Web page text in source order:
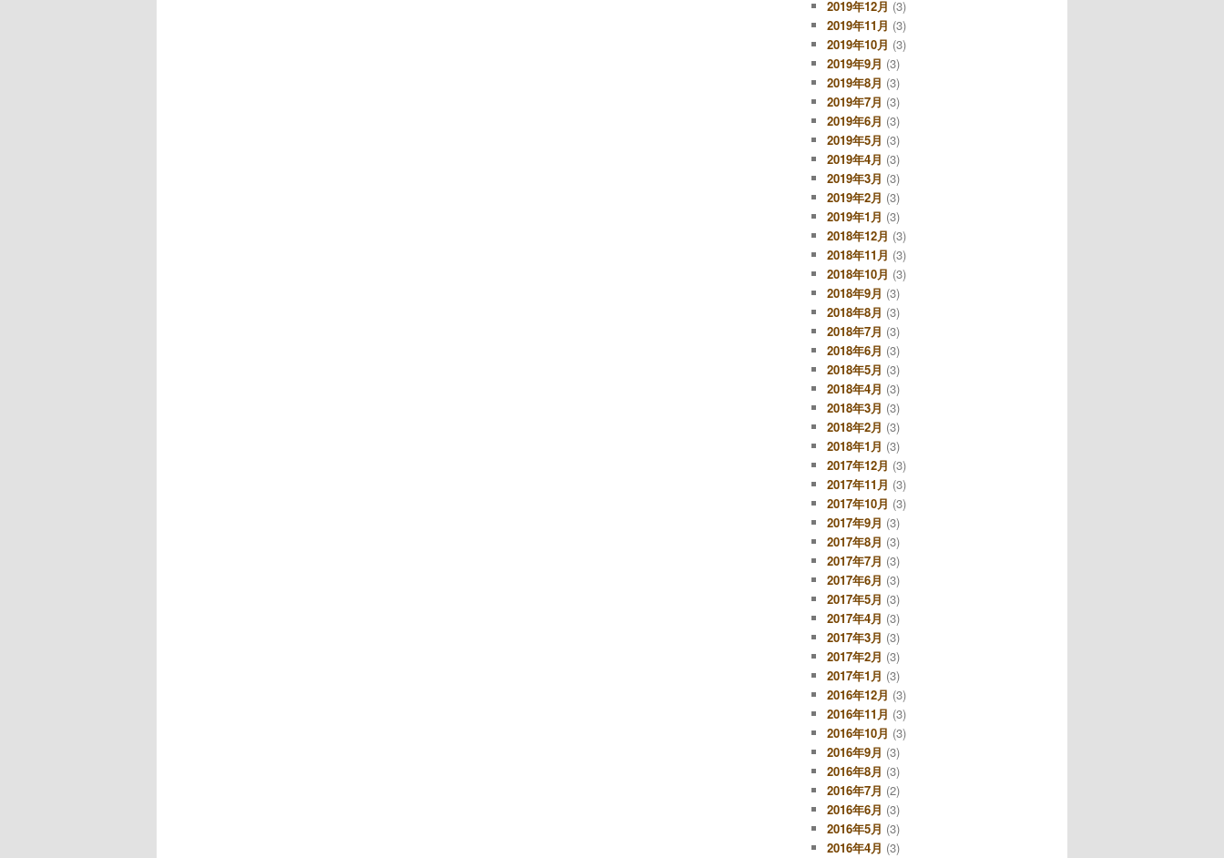
2019年12月 (3)
2019年11月 (3)
2019年10月 (3)
2019年9月 (3)
2019年8月 (3)
2019年7月 (3)
2019年6月 (3)
2019年5月 (3)
2019年4月 (3)
2019年3月 (3)
2019年2月 (3)
2019年1月 (3)
2018年12月 (3)
2018年11月 (3)
2018年10月 (3)
2018年9月 (3)
2018年8月 (3)
2018年7月 (3)
2018年6月 (3)
2018年5月 (3)
2018年4月 (3)
2018年3月 (3)
2018年2月 (3)
2018年1月 (3)
2017年12月 (3)
2017年11月 (3)
2017年10月 (3)
2017年9月 (3)
2017年8月 (3)
2017年7月 (3)
2017年6月 (3)
2017年5月 (3)
2017年4月 (3)
2017年3月 (3)
2017年2月 (3)
2017年1月 (3)
2016年12月 (3)
2016年11月 (3)
2016年10月 (3)
2016年9月 (3)
2016年8月 (3)
2016年7月 (2)
2016年6月 (3)
2016年5月 (3)
2016年4月 (3)